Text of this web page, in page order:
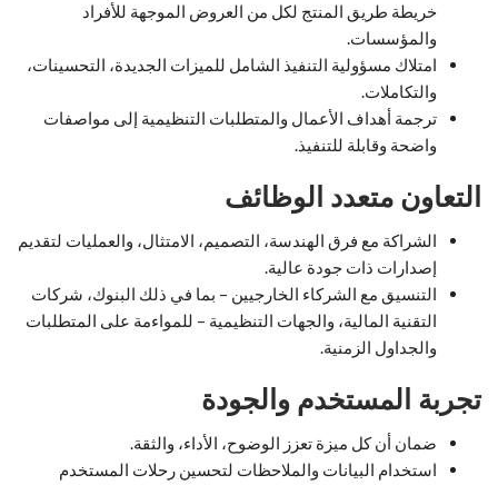
خريطة طريق المنتج لكل من العروض الموجهة للأفراد
والمؤسسات.
امتلاك مسؤولية التنفيذ الشامل للميزات الجديدة، التحسينات،
والتكاملات.
ترجمة أهداف الأعمال والمتطلبات التنظيمية إلى مواصفات
واضحة وقابلة للتنفيذ.
التعاون متعدد الوظائف
الشراكة مع فرق الهندسة، التصميم، الامتثال، والعمليات لتقديم
إصدارات ذات جودة عالية.
التنسيق مع الشركاء الخارجيين – بما في ذلك البنوك، شركات
التقنية المالية، والجهات التنظيمية – للمواءمة على المتطلبات
والجداول الزمنية.
تجربة المستخدم والجودة
ضمان أن كل ميزة تعزز الوضوح، الأداء، والثقة.
استخدام البيانات والملاحظات لتحسين رحلات المستخدم